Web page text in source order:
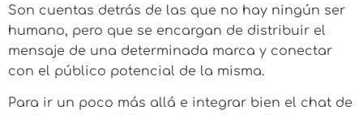
Son cuentas detrás de las que no hay ningún ser
humano, pero que se encargan de distribuir el
mensaje de una determinada marca y conectar
con el público potencial de la misma.
Para ir un poco más allá e integrar bien el chat de